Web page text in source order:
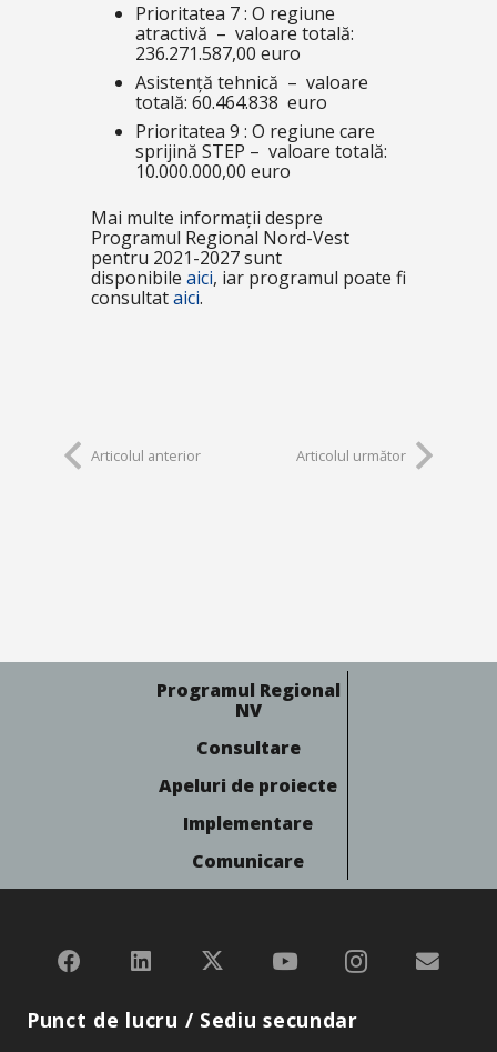
Prioritatea 7 : O regiune
atractivă – valoare totală:
236.271.587,00 euro
Asistență tehnică – valoare
totală: 60.464.838 euro
Prioritatea 9 : O regiune care
sprijină STEP – valoare totală:
10.000.000,00 euro
Mai multe informații despre
Programul Regional Nord-Vest
pentru 2021-2027 sunt
disponibile aici, iar programul poate fi
consultataici.
Articolul anterior Articolul următor
Programul Regional
NV
Consultare
Apeluri de proiecte
Implementare
Comunicare
Punct de lucru / Sediu secundar